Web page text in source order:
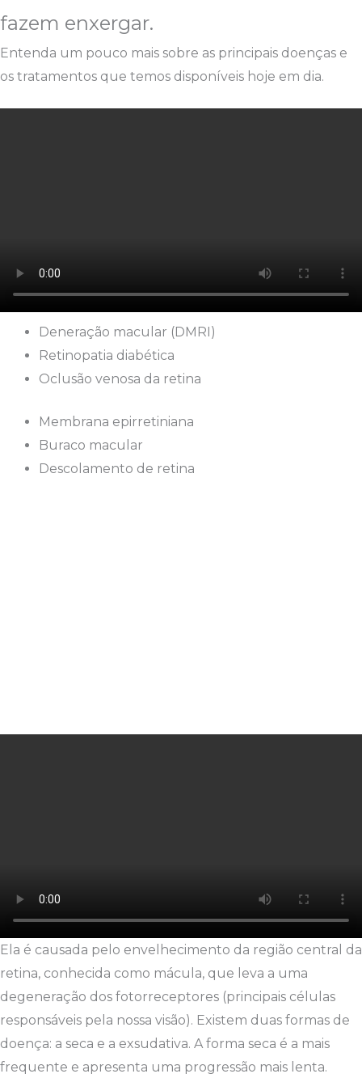
fazem enxergar.
Entenda um pouco mais sobre as principais doenças e
os tratamentos que temos disponíveis hoje em dia.
Deneração macular (DMRI)
Retinopatia diabética
Oclusão venosa da retina
Membrana epirretiniana
Buraco macular
Descolamento de retina
Ela é causada pelo envelhecimento da região central da
retina, conhecida como mácula, que leva a uma
degeneração dos fotorreceptores (principais células
responsáveis pela nossa visão). Existem duas formas de
doença: a seca e a exsudativa. A forma seca é a mais
frequente e apresenta uma progressão mais lenta.